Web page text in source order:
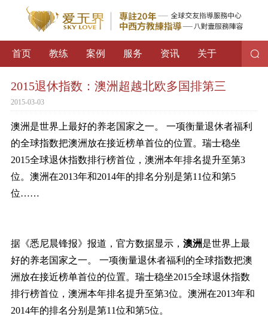
首页 教练 案例 服务 资讯 关于
2015退休指数：澳洲超越北欧多国排第三
2015-03-03
澳洲是世界上最好的养老国家之一。 一项衡量退休者福利
的全球指数把澳洲放在接近榜单首位的位置。瑞士稳坐
2015全球退休指数排行榜首位，澳洲本年排名提升至第3
位。澳洲在2013年和2014年的排名分别是第11位和第5
位……
据《悉尼晨锋报》报道，官方数据显示， 澳洲是世界上最
好的养老国家之一。 一项衡量退休者福利的全球指数把澳
洲放在接近榜单首位的位置。瑞士稳坐2015全球退休指数
排行榜首位，澳洲本年排名提升至第3位。澳洲在2013年和
2014年的排名分别是第11位和第5位。